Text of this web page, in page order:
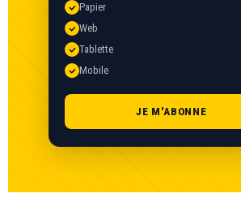
Papier
Web
Tablette
Mobile
JE M'ABONNE